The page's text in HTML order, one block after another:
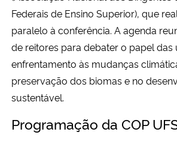
Federais de Ensino Superior), que
paralelo à conferência. A agenda
de reitores para debater o papel das
enfrentamento às mudanças
preservação dos biomas e no
sustentável.
Programação da COP